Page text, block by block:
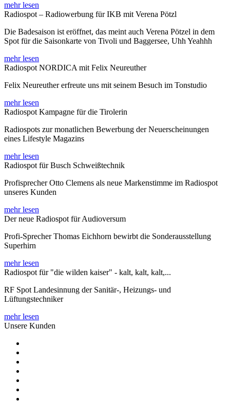
mehr lesen
Radiospot – Radiowerbung für IKB mit Verena Pötzl
Die Badesaison ist eröffnet, das meint auch Verena Pötzel in dem
Spot für die Saisonkarte von Tivoli und Baggersee, Uhh Yeahhh
mehr lesen
Radiospot NORDICA mit Felix Neureuther
Felix Neureuther erfreute uns mit seinem Besuch im Tonstudio
mehr lesen
Radiospot Kampagne für die Tirolerin
Radiospots zur monatlichen Bewerbung der Neuerscheinungen
eines Lifestyle Magazins
mehr lesen
Radiospot für Busch Schweißtechnik
Profisprecher Otto Clemens als neue Markenstimme im Radiospot
unseres Kunden
mehr lesen
Der neue Radiospot für Audioversum
Profi-Sprecher Thomas Eichhorn bewirbt die Sonderausstellung
Superhirn
mehr lesen
Radiospot für "die wilden kaiser" - kalt, kalt, kalt,...
RF Spot Landesinnung der Sanitär-, Heizungs- und
Lüftungstechniker
mehr lesen
Unsere Kunden